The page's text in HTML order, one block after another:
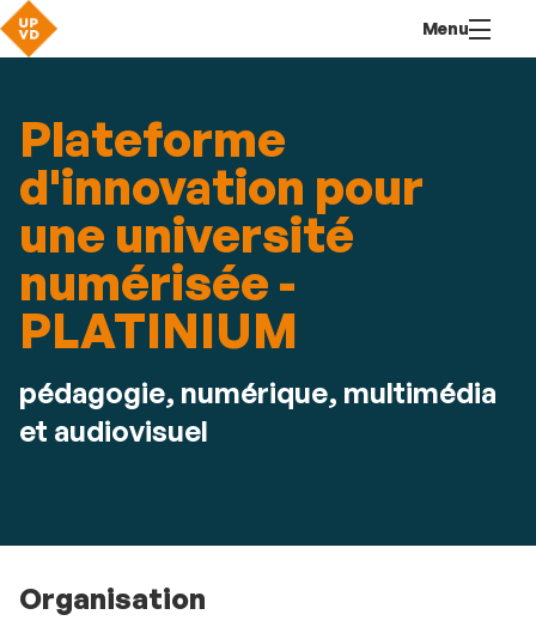
contenu
Menu
Plateforme
d'innovation pour
une université
numérisée -
PLATINIUM
pédagogie, numérique, multimédia
et audiovisuel
Organisation